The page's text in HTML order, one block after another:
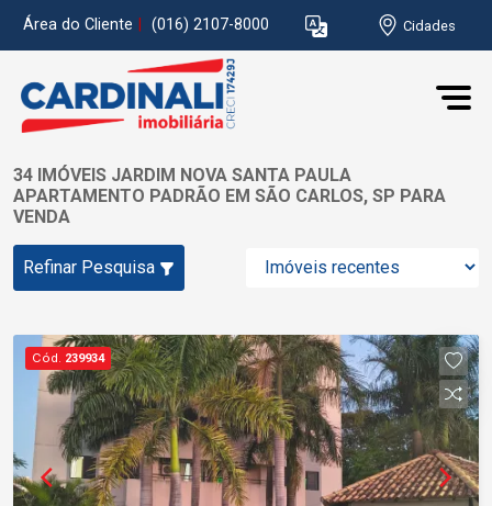
Área do Cliente (016) 2107-8000 Cidades
34 IMÓVEIS JARDIM NOVA SANTA PAULA
APARTAMENTO PADRÃO EM SÃO CARLOS, SP PARA
VENDA
Refinar Pesquisa
Cód. 239934